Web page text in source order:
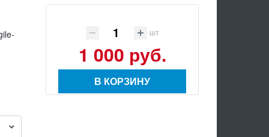
шт
1 000 руб.
В КОРЗИНУ